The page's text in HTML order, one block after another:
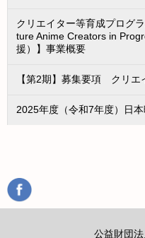
クリエイター等育成プログ
ture Anime Creators in
援）】事業概要
【第2期】募集要項 クリエ
2025年度（令和7年度）日
公益財団